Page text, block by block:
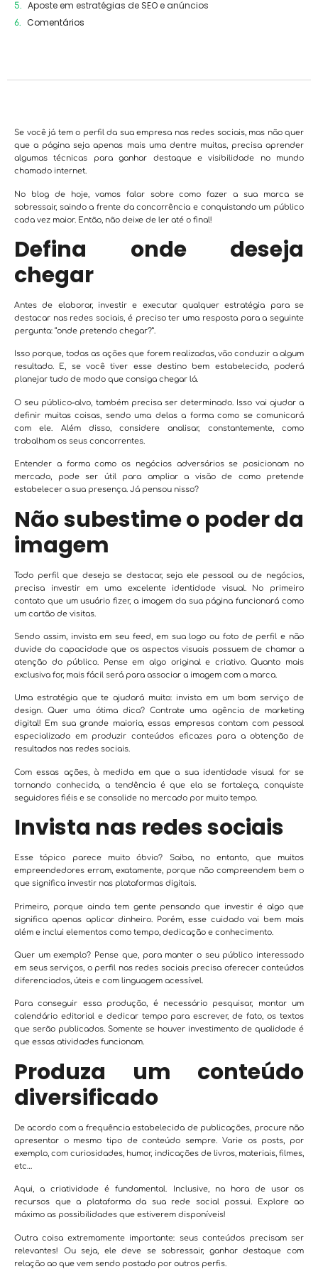
Aposte em estratégias de SEO e anúncios
Comentários
Se você já tem o perfil da sua empresa nas redes sociais, mas não quer
que a página seja apenas mais uma dentre muitas, precisa aprender
algumas técnicas para ganhar destaque e visibilidade no mundo
chamado internet.
No blog de hoje, vamos falar sobre como fazer a sua marca se
sobressair, saindo a frente da concorrência e conquistando um público
cada vez maior. Então, não deixe de ler até o final!
Defina onde deseja
chegar
Antes de elaborar, investir e executar qualquer estratégia para se
destacar nas redes sociais, é preciso ter uma resposta para a seguinte
pergunta: “onde pretendo chegar?”.
Isso porque, todas as ações que forem realizadas, vão conduzir a algum
resultado. E, se você tiver esse destino bem estabelecido, poderá
planejar tudo de modo que consiga chegar lá.
O seu público-alvo, também precisa ser determinado. Isso vai ajudar a
definir muitas coisas, sendo uma delas a forma como se comunicará
com ele. Além disso, considere analisar, constantemente, como
trabalham os seus concorrentes.
Entender a forma como os negócios adversários se posicionam no
mercado, pode ser útil para ampliar a visão de como pretende
estabelecer a sua presença. Já pensou nisso?
Não subestime o poder da
imagem
Todo perfil que deseja se destacar, seja ele pessoal ou de negócios,
precisa investir em uma excelente identidade visual. No primeiro
contato que um usuário fizer, a imagem da sua página funcionará como
um cartão de visitas.
Sendo assim, invista em seu feed, em sua logo ou foto de perfil e não
duvide da capacidade que os aspectos visuais possuem de chamar a
atenção do público. Pense em algo original e criativo. Quanto mais
exclusiva for, mais fácil será para associar a imagem com a marca.
Uma estratégia que te ajudará muito: invista em um bom serviço de
design. Quer uma ótima dica? Contrate uma agência de marketing
digital! Em sua grande maioria, essas empresas contam com pessoal
especializado em produzir conteúdos eficazes para a obtenção de
resultados nas redes sociais.
Com essas ações, à medida em que a sua identidade visual for se
tornando conhecida, a tendência é que ela se fortaleça, conquiste
seguidores fiéis e se consolide no mercado por muito tempo.
Invista nas redes sociais
Esse tópico parece muito óbvio? Saiba, no entanto, que muitos
empreendedores erram, exatamente, porque não compreendem bem o
que significa investir nas plataformas digitais.
Primeiro, porque ainda tem gente pensando que investir é algo que
significa apenas aplicar dinheiro. Porém, esse cuidado vai bem mais
além e inclui elementos como tempo, dedicação e conhecimento.
Quer um exemplo? Pense que, para manter o seu público interessado
em seus serviços, o perfil nas redes sociais precisa oferecer conteúdos
diferenciados, úteis e com linguagem acessível.
Para conseguir essa produção, é necessário pesquisar, montar um
calendário editorial e dedicar tempo para escrever, de fato, os textos
que serão publicados. Somente se houver investimento de qualidade é
que essas atividades funcionam.
Produza um conteúdo
diversificado
De acordo com a frequência estabelecida de publicações, procure não
apresentar o mesmo tipo de conteúdo sempre. Varie os posts, por
exemplo, com curiosidades, humor, indicações de livros, materiais, filmes,
etc…
Aqui, a criatividade é fundamental. Inclusive, na hora de usar os
recursos que a plataforma da sua rede social possui. Explore ao
máximo as possibilidades que estiverem disponíveis!
Outra coisa extremamente importante: seus conteúdos precisam ser
relevantes! Ou seja, ele deve se sobressair, ganhar destaque com
relação ao que vem sendo postado por outros perfis.